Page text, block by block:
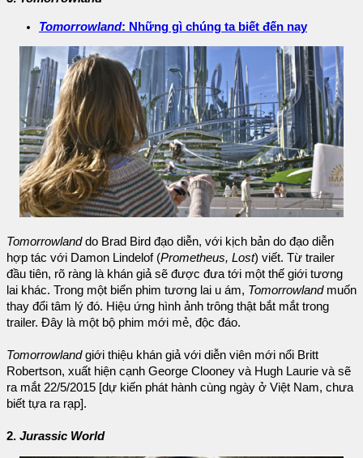
Tomorrowland: Những gì chúng ta biết đến nay
Tomorrowlanddo Brad Bird đạo diễn, với kịch bản do đạo diễn
hợp tác với Damon Lindelof (Prometheus, Lost) viết. Từ trailer
đầu tiên, rõ ràng là khán giả sẽ được đưa tới một thế giới tương
lai khác. Trong một biển phim tương lai u ám, Tomorrowlandmuốn
thay đổi tâm lý đó. Hiệu ứng hình ảnh trông thật bắt mắt trong
trailer. Đây là một bộ phim mới mẻ, độc đáo.
Tomorrowlandgiới thiệu khán giả với diễn viên mới nổi Britt
Robertson, xuất hiện cạnh George Clooney và Hugh Laurie và sẽ
ra mắt 22/5/2015 [dự kiến phát hành cùng ngày ở Việt Nam, chưa
biết tựa ra rạp].
2. Jurassic World